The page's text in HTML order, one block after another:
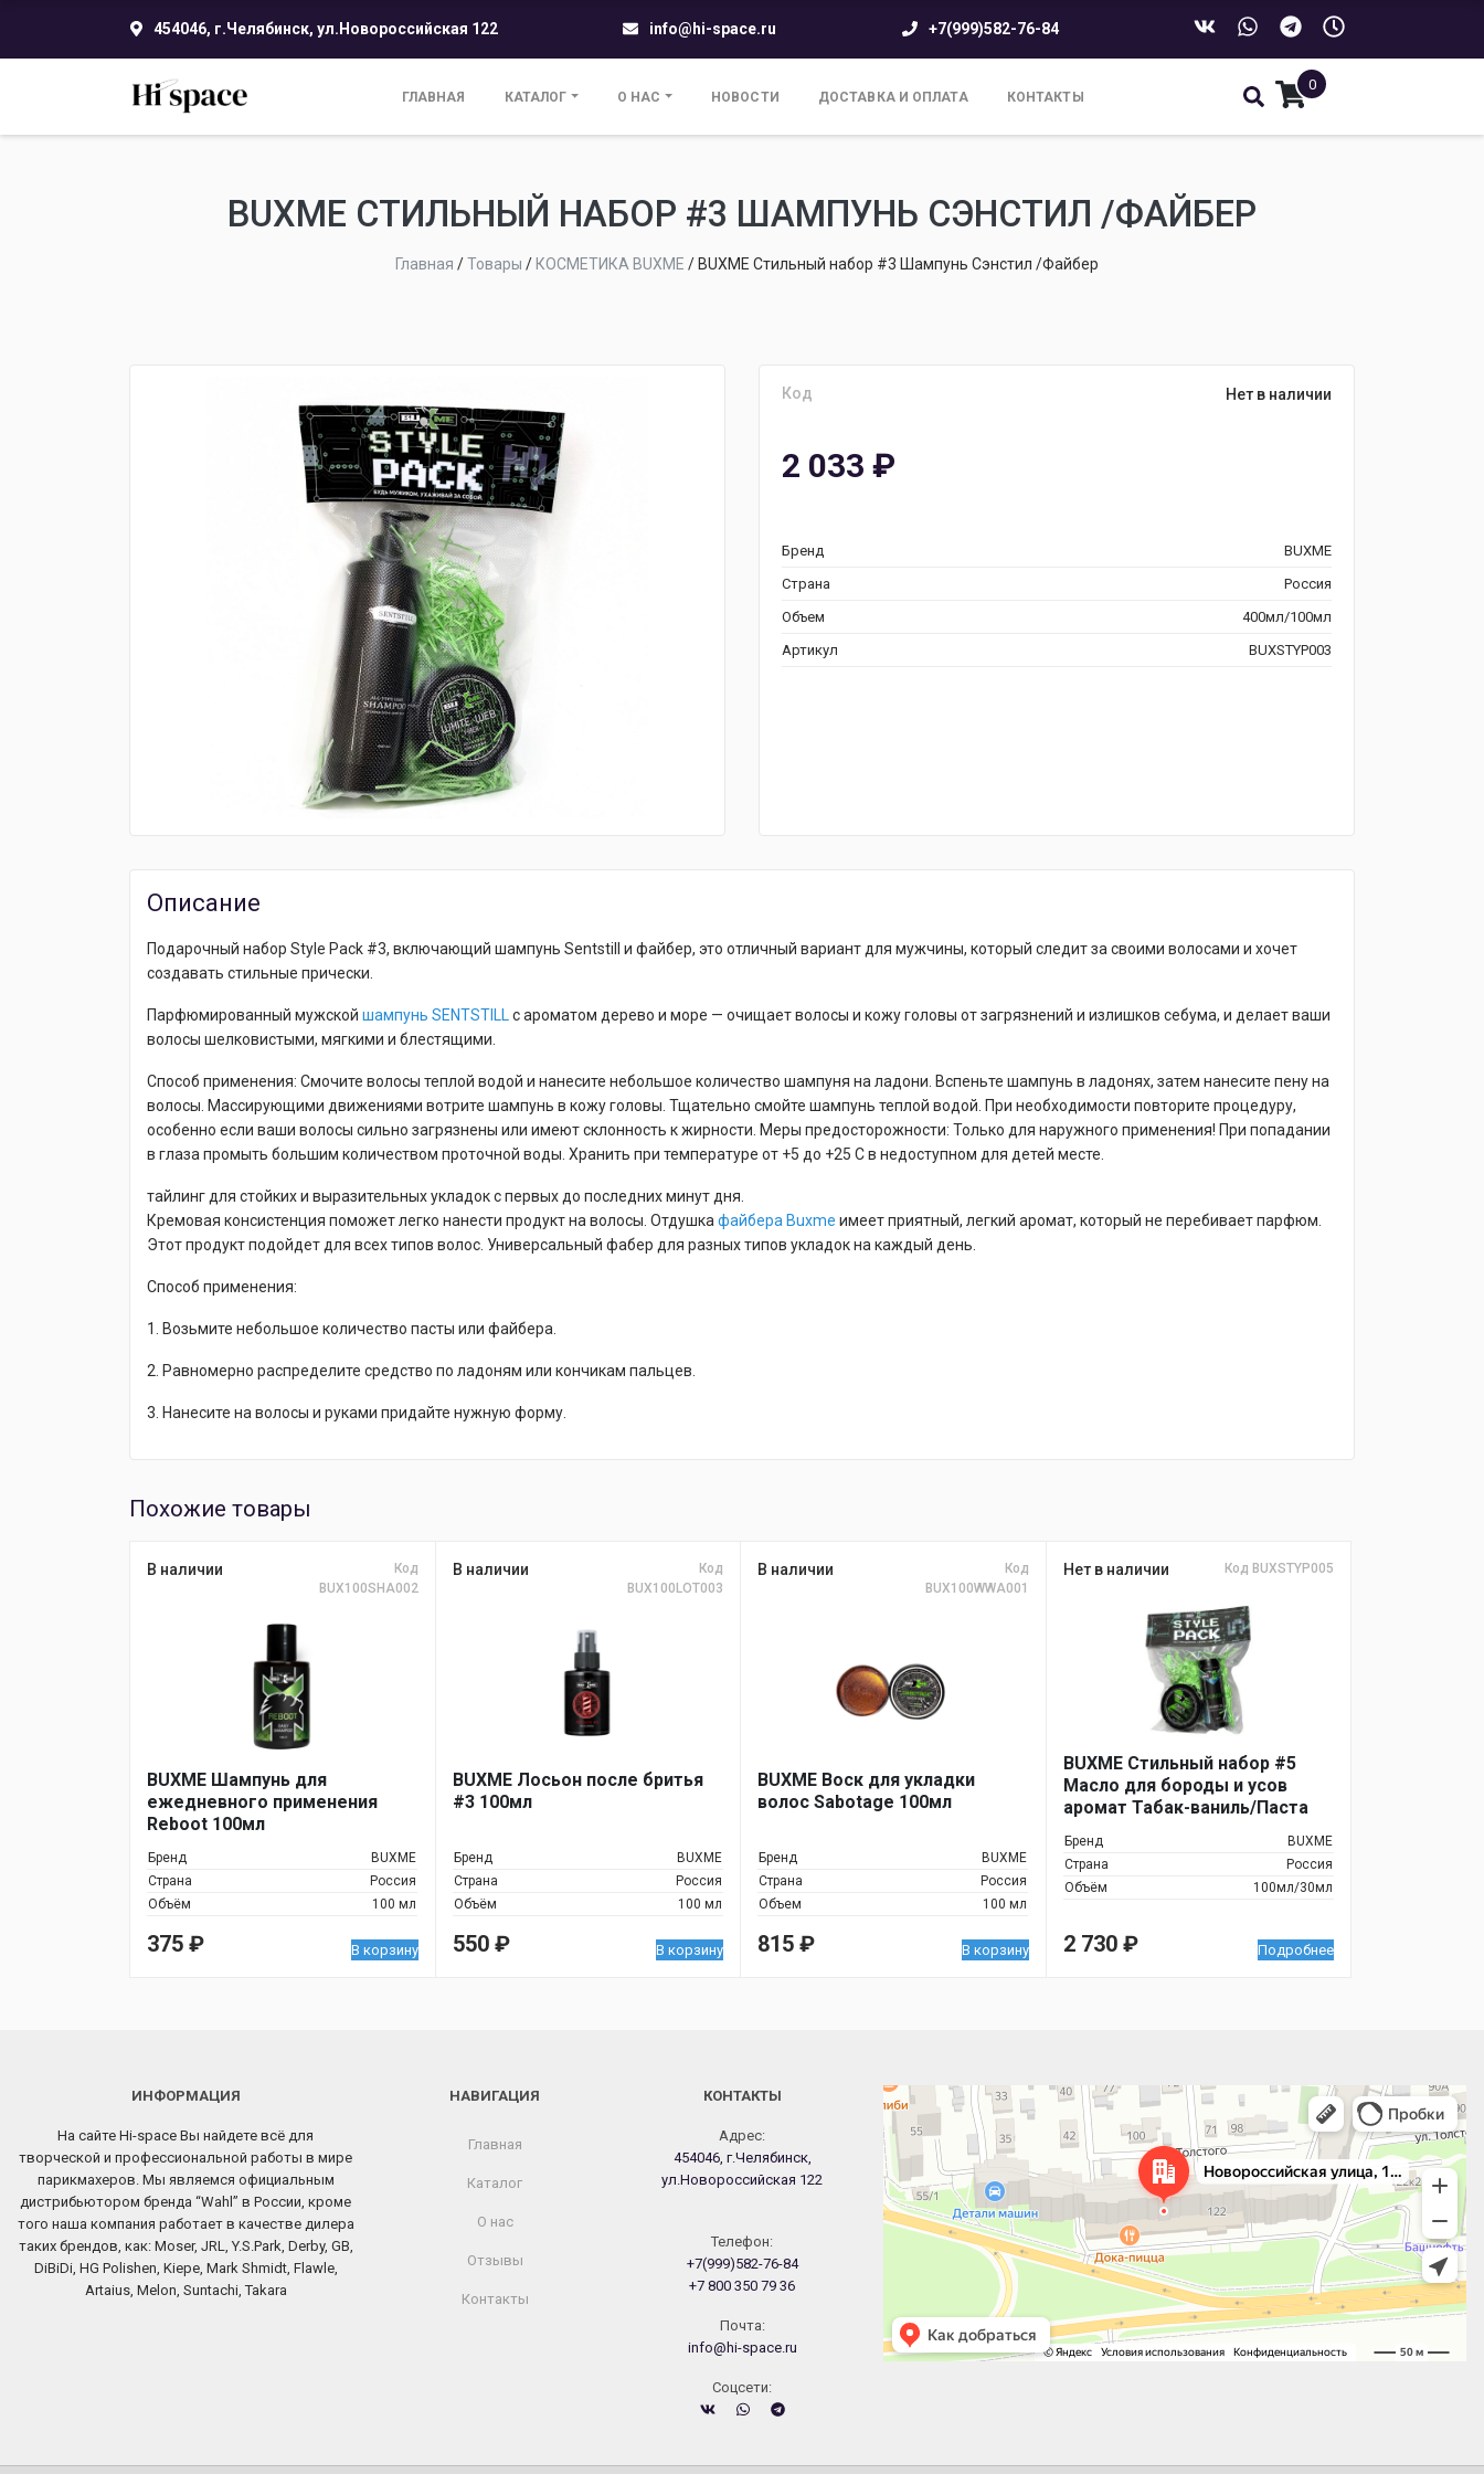
454046, г.Челябинск, ул.Новороссийская 122 info@hi-space.ru +7(999)582-76-84
ГЛАВНАЯ КАТАЛОГ О НАС НОВОСТИ ДОСТАВКА И ОПЛАТА КОНТАКТЫ
0
BUXME СТИЛЬНЫЙ НАБОР #3 ШАМПУНЬ СЭНСТИЛ /ФАЙБЕР
Главная /Товары / КОСМЕТИКА BUXME / BUXME Стильный набор #3 Шампунь Сэнстил /Файбер
Код Нет в наличии
2 033 ₽
Бренд
BUXME
Страна
Россия
Объем
400мл/100мл
Артикул
BUXSTYP003
Описание
Подарочный набор Style Pack #3, включающий шампунь Sentstill и файбер, это отличный вариант для мужчины, который следит за своими волосами и хочет
создавать стильные прически.
Парфюмированный мужской шампунь SENTSTILL с ароматом дерево и море — очищает волосы и кожу головы от загрязнений и излишков себума, и делает ваши
волосы шелковистыми, мягкими и блестящими.
Способ применения: Смочите волосы теплой водой и нанесите небольшое количество шампуня на ладони. Вспеньте шампунь в ладонях, затем нанесите пену на
волосы. Массирующими движениями вотрите шампунь в кожу головы. Тщательно смойте шампунь теплой водой. При необходимости повторите процедуру,
особенно если ваши волосы сильно загрязнены или имеют склонность к жирности. Меры предосторожности: Только для наружного применения! При попадании
в глаза промыть большим количеством проточной воды. Хранить при температуре от +5 до +25 С в недоступном для детей месте.
тайлинг для стойких и выразительных укладок с первых до последних минут дня.
Кремовая консистенция поможет легко нанести продукт на волосы. Отдушка файбера Buxme имеет приятный, легкий аромат, который не перебивает парфюм.
Этот продукт подойдет для всех типов волос. Универсальный фабер для разных типов укладок на каждый день.
Способ применения:
1. Возьмите небольшое количество пасты или файбера.
2. Равномерно распределите средство по ладоням или кончикам пальцев.
3. Нанесите на волосы и руками придайте нужную форму.
Похожие товары
В наличии
Код
BUX100SHA002
BUXME Шампунь для
ежедневного применения
Reboot 100мл
Бренд
BUXME
Страна
Россия
Объём
100 мл
375 ₽ В корзину
В наличии
Код
BUX100LOT003
BUXME Лосьон после бритья
#3 100мл
Бренд
BUXME
Страна
Россия
Объём
100 мл
550 ₽ В корзину
В наличии
Код
BUX100WWA001
BUXME Воск для укладки
волос Sabotage 100мл
Бренд
BUXME
Страна
Россия
Объем
100 мл
815 ₽ В корзину
Нет в наличии Код BUXSTYP005
BUXME Стильный набор #5
Масло для бороды и усов
аромат Табак-ваниль/Паста
Бренд
BUXME
Страна
Россия
Объём
100мл/30мл
2 730 ₽ Подробнее
ИНФОРМАЦИЯ
На сайте Hi-space Вы найдете всё для
творческой и профессиональной работы в мире
парикмахеров. Мы являемся официальным
дистрибьютором бренда “Wahl” в России, кроме
того наша компания работает в качестве дилера
таких брендов, как: Moser, JRL, Y.S.Park, Derby, GB,
DiBiDi, HG Polishen, Kiepe, Mark Shmidt, Flawle,
Artaius, Melon, Suntachi, Takara
НАВИГАЦИЯ
Главная
Каталог
О нас
Отзывы
Контакты
КОНТАКТЫ
Адрес:
454046, г.Челябинск,
ул.Новороссийская 122
Телефон:
+7(999)582-76-84
+7 800 350 79 36
Почта:
info@hi-space.ru
Cоцсети:
Челябинск
Новороссийская улица, 122 — Яндекс.Карты